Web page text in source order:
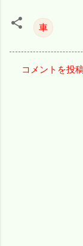
車
コメントを投